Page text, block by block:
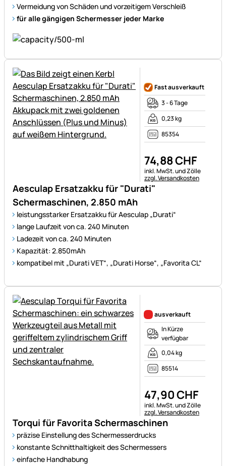
Vermeidung von Schäden und vorzeitigem Verschleiß
für alle gängigen Schermesser jeder Marke
Aesculap Ersatzakku für "Durati"
Schermaschinen, 2.850 mAh
leistungsstarker Ersatzakku für Aesculap „Durati“
lange Laufzeit von ca. 240 Minuten
Ladezeit von ca. 240 Minuten
Kapazität: 2.850mAh
kompatibel mit „Durati VET“, „Durati Horse“, „Favorita CL“
Fast ausverkauft
3 - 6 Tage
0,23 kg
85354
74,88CHF
Steuerhinweis:
inkl. MwSt. und Zölle
zzgl. Versandkosten
Torqui für Favorita Schermaschinen
präzise Einstellung des Schermesserdrucks
konstante Schnitthaltigkeit des Schermessers
einfache Handhabung
ausverkauft
In Kürze
verfügbar
0,04 kg
85514
47,90CHF
Steuerhinweis:
inkl. MwSt. und Zölle
zzgl. Versandkosten